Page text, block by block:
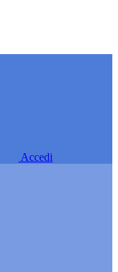
Accedi